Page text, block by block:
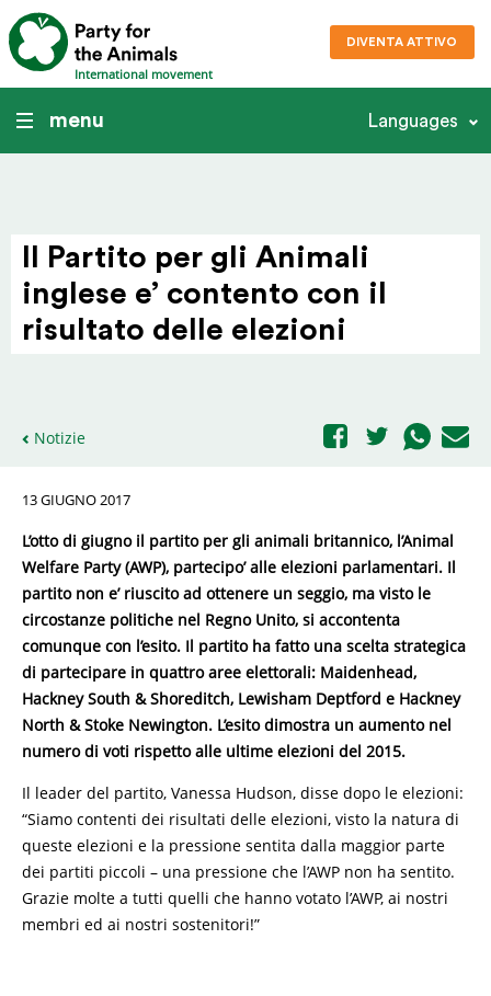
International movement
DIVENTA ATTIVO
menu Languages
Il Partito per gli Animali
inglese e’ contento con il
risultato delle elezioni
Notizie
13 GIUGNO 2017
L’otto di giugno il partito per gli animali britannico, l’Animal
Welfare Party (AWP), partecipo’ alle elezioni parlamentari. Il
partito non e’ riuscito ad ottenere un seggio, ma visto le
circostanze politiche nel Regno Unito, si accontenta
comunque con l’esito. Il partito ha fatto una scelta strategica
di partecipare in quattro aree elettorali: Maidenhead,
Hackney South & Shoreditch, Lewisham Deptford e Hackney
North & Stoke Newington. L’esito dimostra un aumento nel
numero di voti rispetto alle ultime elezioni del 2015.
Il leader del partito, Vanessa Hudson, disse dopo le elezioni:
“Siamo contenti dei risultati delle elezioni, visto la natura di
queste elezioni e la pressione sentita dalla maggior parte
dei partiti piccoli – una pressione che l’AWP non ha sentito.
Grazie molte a tutti quelli che hanno votato l’AWP, ai nostri
membri ed ai nostri sostenitori!”